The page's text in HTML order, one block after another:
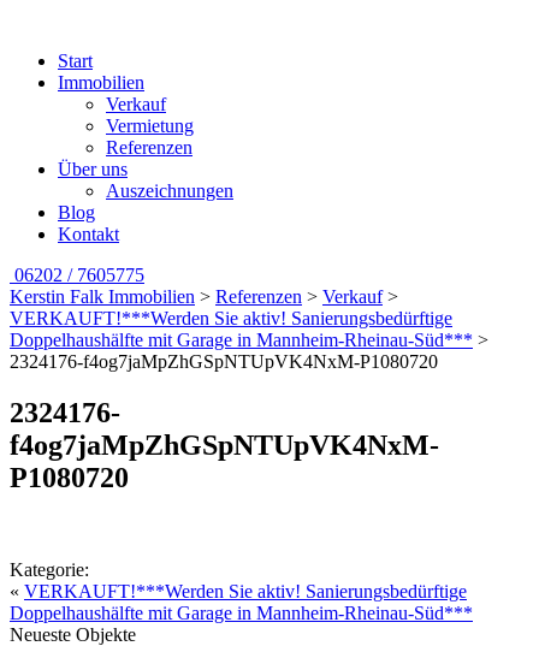
Start
Immobilien
Verkauf
Vermietung
Referenzen
Über uns
Auszeichnungen
Blog
Kontakt
06202 / 7605775
Kerstin Falk Immobilien > Referenzen > Verkauf>
VERKAUFT!***Werden Sie aktiv! Sanierungsbedürftige
Doppelhaushälfte mit Garage in Mannheim-Rheinau-Süd*** >
2324176-f4og7jaMpZhGSpNTUpVK4NxM-P1080720
2324176-
f4og7jaMpZhGSpNTUpVK4NxM-
P1080720
Kategorie:
« VERKAUFT!***Werden Sie aktiv! Sanierungsbedürftige
Doppelhaushälfte mit Garage in Mannheim-Rheinau-Süd***
Neueste Objekte